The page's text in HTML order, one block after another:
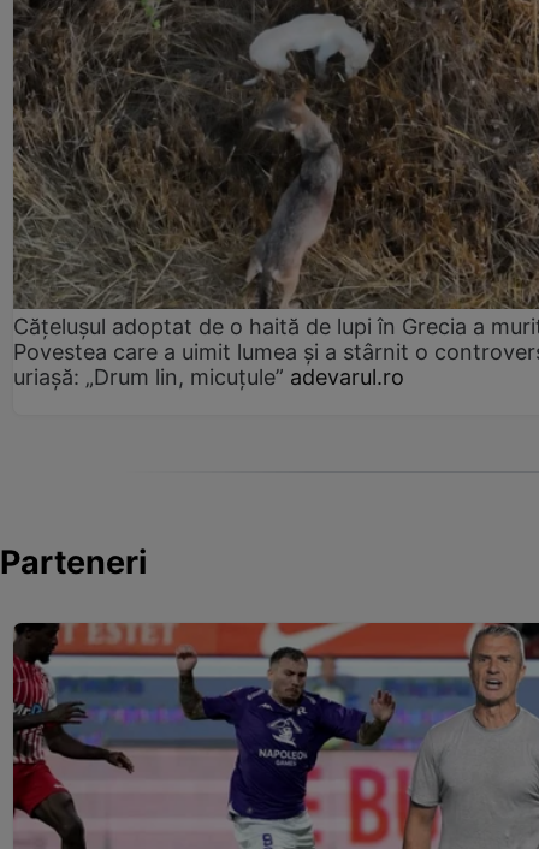
Cățelușul adoptat de o haită de lupi în Grecia a
Povestea care a uimit lumea și a stârnit o
uriașă: „Drum lin, micuțule” adevarul.ro
Parteneri